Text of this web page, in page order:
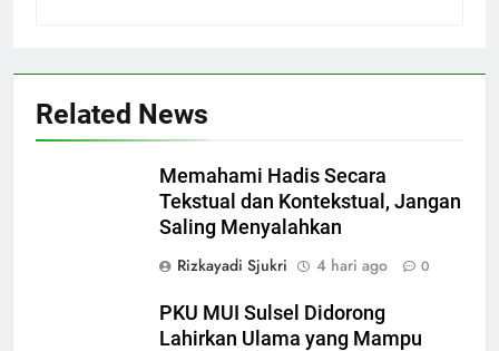
Related News
Memahami Hadis Secara
Tekstual dan Kontekstual, Jangan
Saling Menyalahkan
Rizkayadi Sjukri
4 hari ago 0
PKU MUI Sulsel Didorong
Lahirkan Ulama yang Mampu